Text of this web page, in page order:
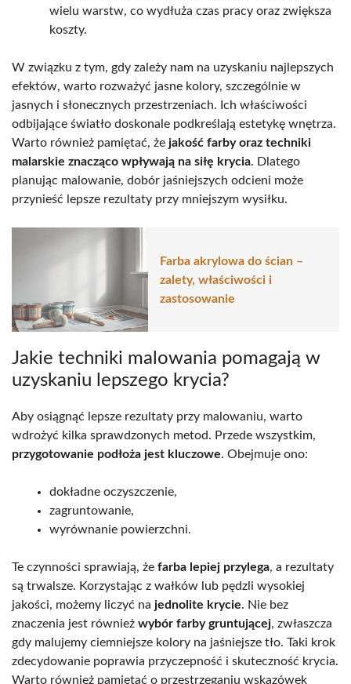
wielu warstw, co wydłuża czas pracy oraz zwiększa
koszty.
W związku z tym, gdy zależy nam na uzyskaniu najlepszych
efektów, warto rozważyć jasne kolory, szczególnie w
jasnych i słonecznych przestrzeniach. Ich właściwości
odbijające światło doskonale podkreślają estetykę wnętrza.
Warto również pamiętać, że jakość farby oraz techniki
malarskie znacząco wpływają na siłę krycia. Dlatego
planując malowanie, dobór jaśniejszych odcieni może
przynieść lepsze rezultaty przy mniejszym wysiłku.
Farba akrylowa do ścian –
zalety, właściwości i
zastosowanie
Jakie techniki malowania pomagają w
uzyskaniu lepszego krycia?
Aby osiągnąć lepsze rezultaty przy malowaniu, warto
wdrożyć kilka sprawdzonych metod. Przede wszystkim,
przygotowanie podłoża jest kluczowe. Obejmuje ono:
dokładne oczyszczenie,
zagruntowanie,
wyrównanie powierzchni.
Te czynności sprawiają, że farba lepiej przylega, a rezultaty
są trwalsze. Korzystając z wałków lub pędzli wysokiej
jakości, możemy liczyć na jednolite krycie. Nie bez
znaczenia jest również wybór farby gruntującej, zwłaszcza
gdy malujemy ciemniejsze kolory na jaśniejsze tło. Taki krok
zdecydowanie poprawia przyczepność i skuteczność krycia.
Warto również pamiętać o przestrzeganiu wskazówek